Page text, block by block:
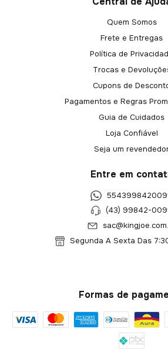
Quem Somos
Frete e Entregas
Política de
Trocas e
Cupons de
Pagamentos e Regras
Guia de Cuidados
Loja Confiável
Seja um
Entre em
(43) 99842-
Segunda A Sexta Das
Formas de